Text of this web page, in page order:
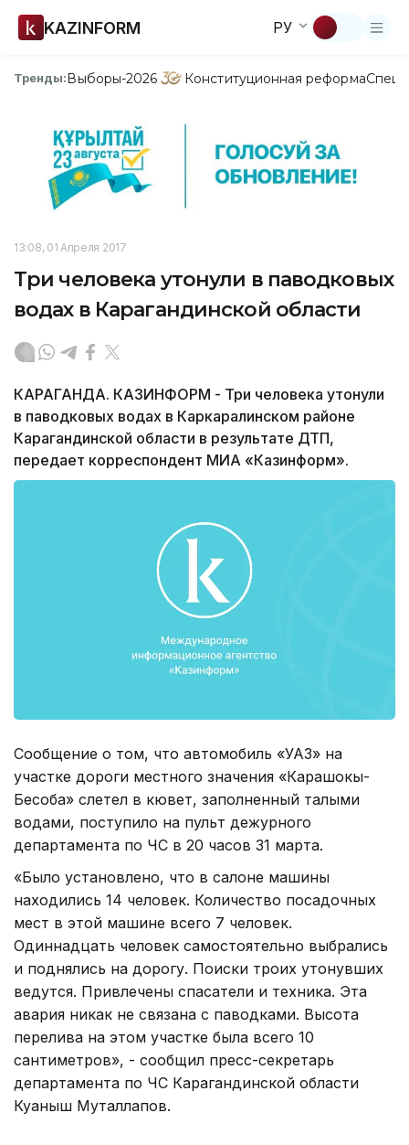
KAZINFORM РУ
Тренды:Выборы-2026 Конституционная реформа
13:08, 01 Апреля 2017
Три человека утонули в паводковых
водах в Карагандинской области
КАРАГАНДА. КАЗИНФОРМ - Три человека утонули
в паводковых водах в Каркаралинском районе
Карагандинской области в результате ДТП,
передает корреспондент МИА «Казинформ».
Сообщение о том, что автомобиль «УАЗ» на
участке дороги местного значения «Карашокы-
Бесоба» слетел в кювет, заполненный талыми
водами, поступило на пульт дежурного
департамента по ЧС в 20 часов 31 марта.
«Было установлено, что в салоне машины
находились 14 человек. Количество посадочных
мест в этой машине всего 7 человек.
Одиннадцать человек самостоятельно выбрались
и поднялись на дорогу. Поиски троих утонувших
ведутся. Привлечены спасатели и техника. Эта
авария никак не связана с паводками. Высота
перелива на этом участке была всего 10
сантиметров», - сообщил пресс-секретарь
департамента по ЧС Карагандинской области
Куаныш Муталлапов.